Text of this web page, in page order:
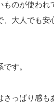
ものが使われ
、大人でも安
す。
っぱり感も